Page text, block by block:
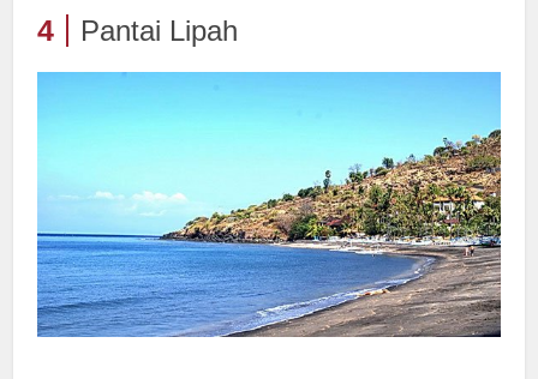
4 Pantai Lipah